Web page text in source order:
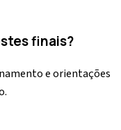
finais?
e orientações